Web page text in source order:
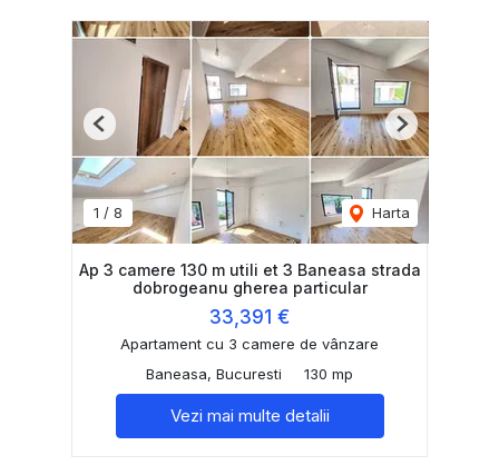
1 / 8 Harta
Previous Next
Ap 3 camere 130 m utili et 3 Baneasa strada
dobrogeanu gherea particular
33,391 €
Apartament cu 3 camere de vânzare
Baneasa, Bucuresti
130 mp
Vezi mai multe detalii